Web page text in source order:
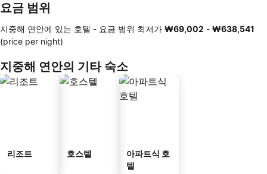
요금 범위
지중해 연안에 있는 호텔 - 요금 범위 최저가 ‎₩69,002 - ‎₩638,541
(price per night)
지중해 연안의 기타 숙소
리조트 호스텔
아파트식 호
텔